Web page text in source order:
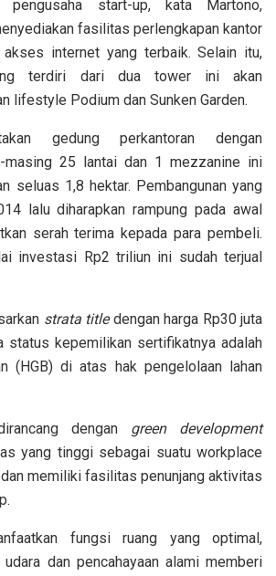
pengusaha start-up, kata Martono,
fasilitas perlengkapan kantor
internet yang terbaik. Selain itu,
terdiri dari dua tower ini akan
lifestyle Podium dan Sunken Garden.
gedung perkantoran dengan
masing 25 lantai dan 1 mezzanine ini
seluas 1,8 hektar. Pembangunan yang
lalu diharapkan rampung pada awal
serah terima kepada para pembeli.
investasi Rp2 triliun ini sudah terjual
strata titledengan harga Rp30 juta
status kepemilikan sertifikatnya adalah
(HGB) di atas hak pengelolaan lahan
dengan green development
yang tinggi sebagai suatu workplace
memiliki fasilitas penunjang aktivitas
fungsi ruang yang optimal,
dan pencahayaan alami memberi